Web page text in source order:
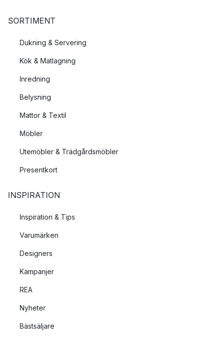
SORTIMENT
Dukning & Servering
Kök & Matlagning
Inredning
Belysning
Mattor & Textil
Möbler
Utemöbler & Trädgårdsmöbler
Presentkort
INSPIRATION
Inspiration & Tips
Varumärken
Designers
Kampanjer
REA
Nyheter
Bästsäljare